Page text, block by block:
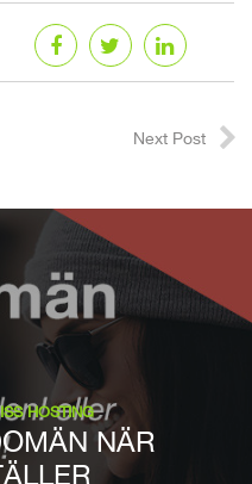
Next Post
HOSTING
NÄR